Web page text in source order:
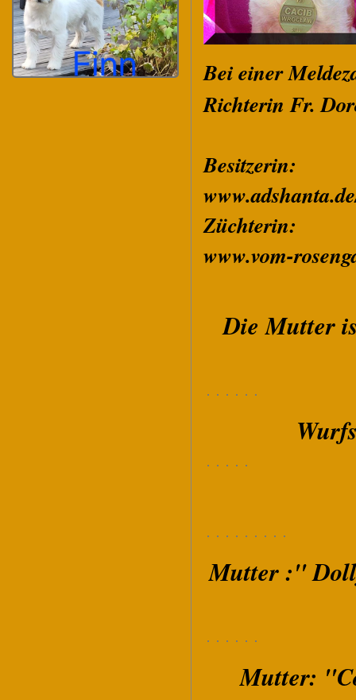
Bei einer
Richterin Fr.
Besitzerin:
Züchterin:
www.vom-
Die Mutter
Mutter :"
Mutter: